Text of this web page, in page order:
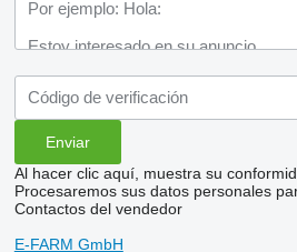
Al hacer clic aquí, muestra su
Procesaremos sus datos personales
Contactos del vendedor
E-FARM GmbH